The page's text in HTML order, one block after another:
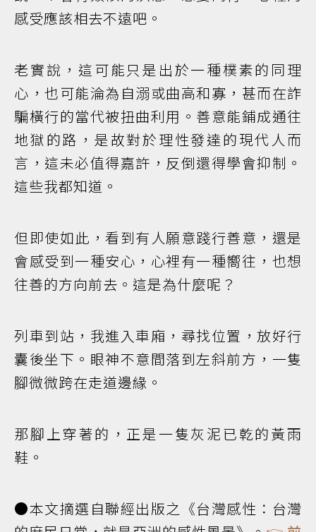
感受應該相去不遠吧。
老實說，這可能只是出於一種樸素的同理
心，也可能淪為自溺或曲高和寡，甚而在詐
騙橫行的當代被扭曲利用。善意能鋪成通往
地獄的路，是故對於理性發達的現代人而
言，這未必值得嘉許，反倒還得學會抑制。
這些我都知道。
但即使如此，看到有人願意踐行善意，還是
會感受到一種安心，心裡有一種嚮往，也想
往善的方向前去。這是為什麼呢？
列車到站，我進入車廂，尋找位置，放好行
囊後坐下。眼神不意間落到左斜前方，一隻
腳微微跨在走道邊緣。
那腳上穿著的，正是一隻灰泥已乾的黃雨
鞋。
●本文摘選自聯經出版之《台灣感性：台灣